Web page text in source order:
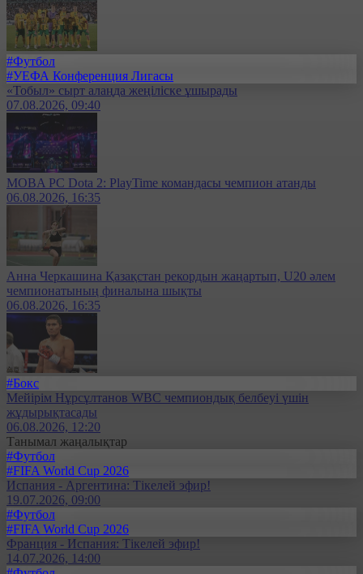
#Футбол
#УЕФА Конференция Лигасы
«Тобыл» сырт алаңда жеңіліске ұшырады
07.08.2026, 09:40
MOBA PC Dota 2: PlayTime командасы чемпион атанды
06.08.2026, 16:35
Анна Черкашина Қазақстан рекордын жаңартып, U20 әлем
чемпионатының финалына шықты
06.08.2026, 16:35
#Бокс
Мейірім Нұрсұлтанов WBC чемпиондық белбеуі үшін
жұдырықтасады
06.08.2026, 12:20
Танымал жаңалықтар
#Футбол
#FIFA World Cup 2026
Испания - Аргентина: Тікелей эфир!
19.07.2026, 09:00
#Футбол
#FIFA World Cup 2026
Франция - Испания: Тікелей эфир!
14.07.2026, 14:00